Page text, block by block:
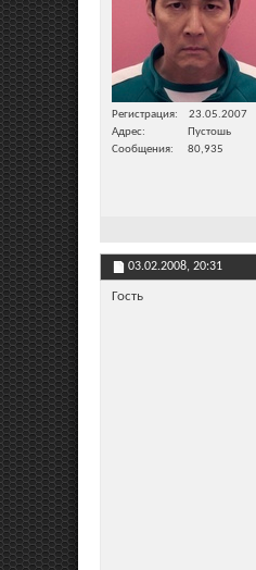
Регистрация
23.05.2007
Адрес
Пустошь
Сообщения
80,935
03.02.2008, 20:31
Гость